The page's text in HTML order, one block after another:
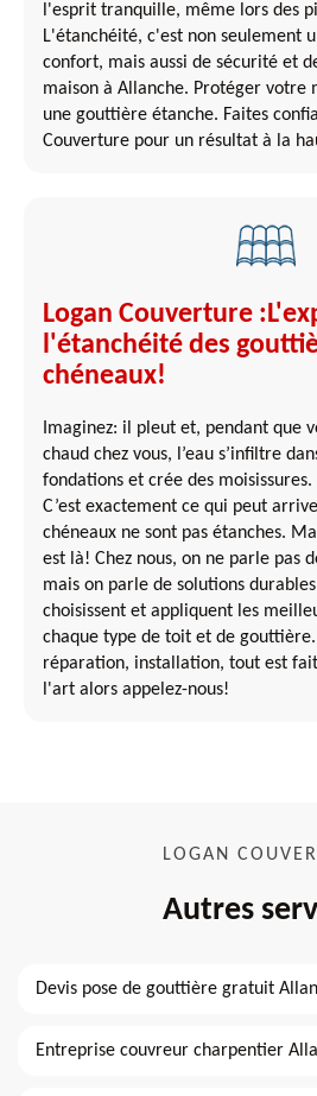
l'esprit tranquille, même lors des
L'étanchéité, c'est non seulement
confort, mais aussi de sécurité et
maison à Allanche. Protéger votre
une gouttière étanche. Faites
Couverture pour un résultat à la
Logan Couverture
l'étanchéité des
chéneaux!
Imaginez: il pleut et, pendant que
chaud chez vous, l’eau s’infiltre
fondations et crée des
C’est exactement ce qui peut
chéneaux ne sont pas étanches.
est là! Chez nous, on ne parle pas
mais on parle de solutions
choisissent et appliquent les
chaque type de toit et de
réparation, installation, tout est
l'art alors appelez-nous!
LOGAN
Autres
Devis pose de gouttière gratuit
Entreprise couvreur charpentier